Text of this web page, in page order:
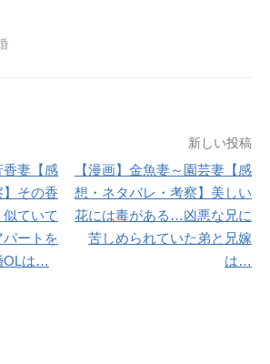
香妻【感
その香
ていて
パートを
OLは…
新しい投稿
【漫画】金魚妻～園芸妻【感
想・ネタバレ・考察】美しい
花には毒がある…凶悪な兄に
苦しめられていた弟と兄嫁
は…